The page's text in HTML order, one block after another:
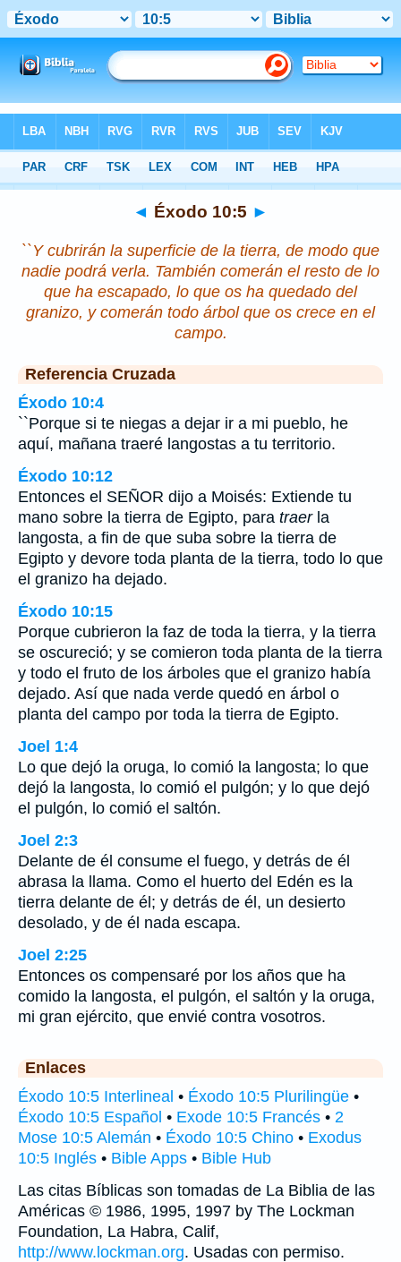
>Éxodo> Capítulo 10 > Verso 5
◄ Éxodo 10:5 ►
``Y cubrirán la superficie de la tierra, de modo que
nadie podrá verla. También comerán el resto de lo
que ha escapado, lo que os ha quedado del
granizo, y comerán todo árbol que os crece en el
campo.
Referencia Cruzada
Éxodo 10:4
``Porque si te niegas a dejar ir a mi pueblo, he
aquí, mañana traeré langostas a tu territorio.
Éxodo 10:12
Entonces el SEÑOR dijo a Moisés: Extiende tu
mano sobre la tierra de Egipto, para traerla
langosta, a fin de que suba sobre la tierra de
Egipto y devore toda planta de la tierra, todo lo que
el granizo ha dejado.
Éxodo 10:15
Porque cubrieron la faz de toda la tierra, y la tierra
se oscureció; y se comieron toda planta de la tierra
y todo el fruto de los árboles que el granizo había
dejado. Así que nada verde quedó en árbol o
planta del campo por toda la tierra de Egipto.
Joel 1:4
Lo que dejó la oruga, lo comió la langosta; lo que
dejó la langosta, lo comió el pulgón; y lo que dejó
el pulgón, lo comió el saltón.
Joel 2:3
Delante de él consume el fuego, y detrás de él
abrasa la llama. Como el huerto del Edén es la
tierra delante de él; y detrás de él, un desierto
desolado, y de él nada escapa.
Joel 2:25
Entonces os compensaré por los años que ha
comido la langosta, el pulgón, el saltón y la oruga,
mi gran ejército, que envié contra vosotros.
Enlaces
Éxodo 10:5 Interlineal • Éxodo 10:5 Plurilingüe •
Éxodo 10:5 Español • Exode 10:5 Francés • 2
Mose 10:5 Alemán • Éxodo 10:5 Chino • Exodus
10:5 Inglés • Bible Apps • Bible Hub
Las citas Bíblicas son tomadas de La Biblia de las
Américas © 1986, 1995, 1997 by The Lockman
Foundation, La Habra, Calif,
http://www.lockman.org. Usadas con permiso.